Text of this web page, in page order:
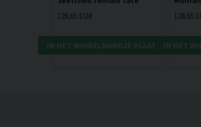
128,65 EUR
IN HET WINKELMANDJE PLAATSEN
128,65
IN HET